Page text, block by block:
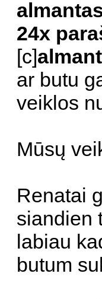
24x
[c]
ar butu
veiklos
Mūsų
Renatai
siandien
labiau
butum